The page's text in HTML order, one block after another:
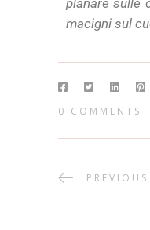
planare sulle
macigni sul
0 COMMENTS
PREVIOUS